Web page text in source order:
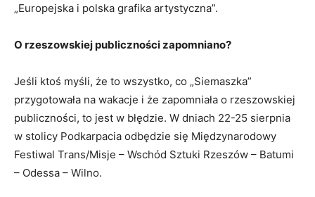
„Europejska i polska grafika artystyczna”.
O rzeszowskiej publiczności zapomniano?
Jeśli ktoś myśli, że to wszystko, co „Siemaszka”
przygotowała na wakacje i że zapomniała o rzeszowskiej
publiczności, to jest w błędzie. W dniach 22-25 sierpnia
w stolicy Podkarpacia odbędzie się Międzynarodowy
Festiwal Trans/Misje – Wschód Sztuki Rzeszów – Batumi
– Odessa – Wilno.